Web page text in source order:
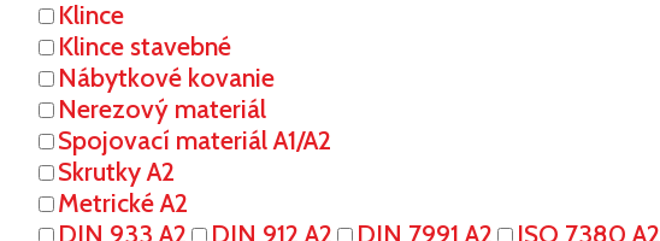
Klince
Klince stavebné
Nábytkové kovanie
Nerezový materiál
Spojovací materiál A1/A2
Skrutky A2
Metrické A2
DIN 933 A2
DIN 912 A2 DIN 7991 A2 ISO 7380 A2